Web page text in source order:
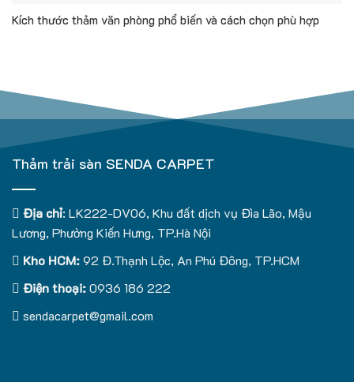
Kích thước thảm văn phòng phổ biến và cách chọn phù hợp
Thảm trải sàn SENDA CARPET
Địa chỉ: LK222-DV06, Khu đất dịch vụ Đìa Lão, Mậu
Lương, Phường Kiến Hưng, TP.Hà Nội
Kho HCM:92 Đ.Thạnh Lộc, An Phú Đông, TP.HCM
Điện thoại:0936 186 222
sendacarpet@gmail.com